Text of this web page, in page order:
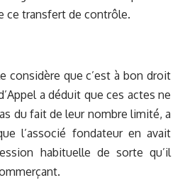
ce transfert de contrôle.
considère que c’est à bon droit
a déduit que ces actes ne
du fait de leur nombre limité, a
l’associé fondateur en avait
habituelle de sorte qu’il